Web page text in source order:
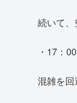
続いて、
・17：
混雑を回